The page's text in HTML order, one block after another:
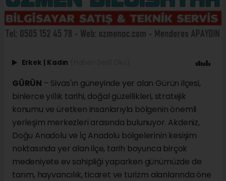
Erkek | Kadın
GÜRÜN – Sivas'ın güneyinde yer alan Gürün ilçesi,
binlerce yıllık tarihi, doğal güzellikleri, stratejik
konumu ve üretken insanlarıyla bölgenin önemli
yerleşim merkezleri arasında bulunuyor. Akdeniz,
Doğu Anadolu ve İç Anadolu bölgelerinin kesişim
noktasında yer alan ilçe, tarih boyunca birçok
medeniyete ev sahipliği yaparken günümüzde de
tarım, hayvancılık, ticaret ve turizm alanlarında öne